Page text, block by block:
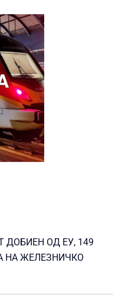
ДОБИЕН ОД ЕУ, 149
НА ЖЕЛЕЗНИЧКО